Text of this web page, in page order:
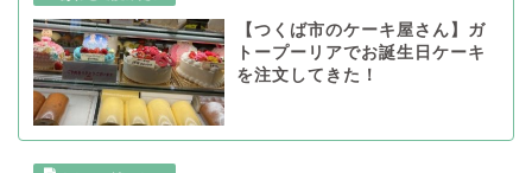
【つくば市のケーキ屋さん】ガ
トープーリアでお誕生日ケーキ
を注文してきた！